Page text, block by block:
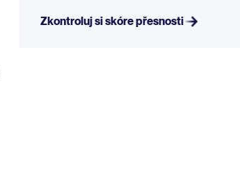
Zkontroluj si skóre přesnosti